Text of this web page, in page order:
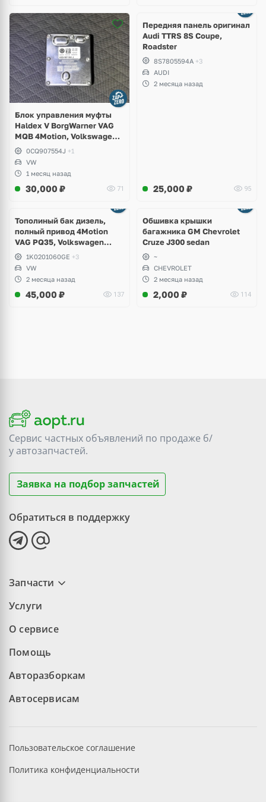
Блок управления муфты
Haldex V BorgWarner VAG
MQB 4Motion, Volkswagen
Tiguan
0CQ907554J +1
VW
1 месяц назад
30,000 ₽ 71
2 фото
Передняя панель оригинал
Audi TTRS 8S Coupe,
Roadster
8S7805594A +3
AUDI
2 месяца назад
25,000 ₽ 95
Тополиный бак дизель,
полный привод 4Motion
VAG PQ35, Volkswagen
Scirocco, Golf V, VI, Skoda
Yeti, Octavia A5, Superb,
Audi A3, Seat Altea
1K0201060GE +3
VW
2 месяца назад
45,000 ₽ 137
Обшивка крышки
багажника GM Chevrolet
Cruze J300 sedan
~
CHEVROLET
2 месяца назад
2,000 ₽ 114
Сервис частных объявлений по продаже б/
уавтозапчастей.
Заявка на подбор запчастей
Обратиться в поддержку
Запчасти
Услуги
О сервисе
Помощь
Авторазборкам
Автосервисам
Пользовательское соглашение
Политика конфиденциальности